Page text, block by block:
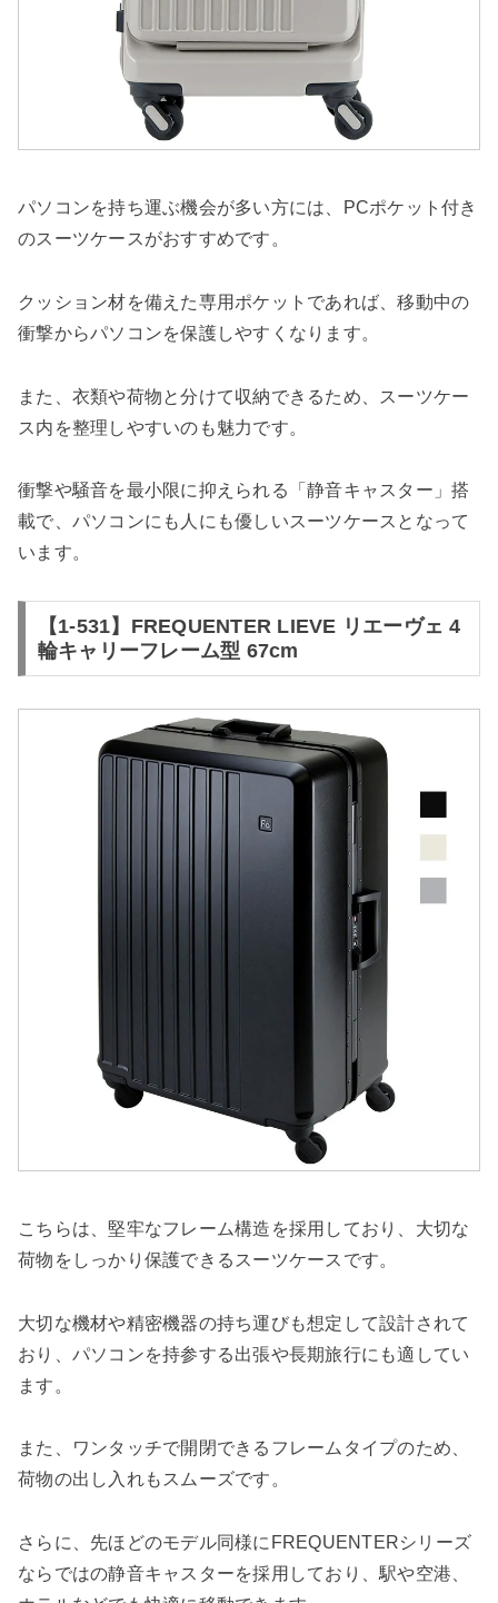
パソコンを持ち運ぶ機会が多い方には、PCポケット付き
のスーツケースがおすすめです。
クッション材を備えた専用ポケットであれば、移動中の
衝撃からパソコンを保護しやすくなります。
また、衣類や荷物と分けて収納できるため、スーツケー
ス内を整理しやすいのも魅力です。
衝撃や騒音を最小限に抑えられる「静音キャスター」搭
載で、パソコンにも人にも優しいスーツケースとなって
います。
【1-531】FREQUENTER LIEVE リエーヴェ 4
輪キャリーフレーム型 67cm
こちらは、堅牢なフレーム構造を採用しており、大切な
荷物をしっかり保護できるスーツケースです。
大切な機材や精密機器の持ち運びも想定して設計されて
おり、パソコンを持参する出張や長期旅行にも適してい
ます。
また、ワンタッチで開閉できるフレームタイプのため、
荷物の出し入れもスムーズです。
さらに、先ほどのモデル同様にFREQUENTERシリーズ
ならではの静音キャスターを採用しており、駅や空港、